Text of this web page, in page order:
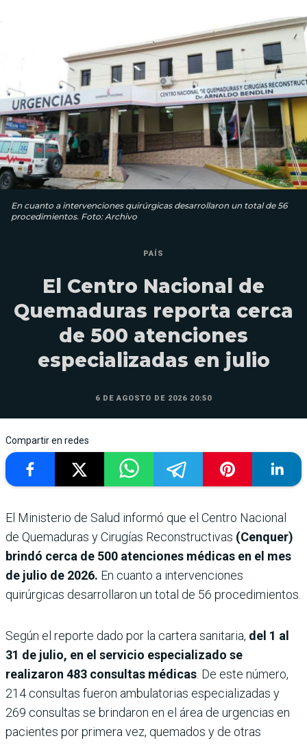
En cuanto a intervenciones quirúrgicas desarrollaron un total de 56
procedimientos. Foto: Archivo
PAÍS
El Centro Nacional de
Quemaduras reporta cerca
de 500 atenciones
especializadas en julio
6 DE AGOSTO DE 2026 20:50
Compartir en redes
El Ministerio de Salud informó que el Centro Nacional
de Quemaduras y Cirugías Reconstructivas (Cenquer)
brindó cerca de 500 atenciones médicas en el mes
de julio de 2026. En cuanto a intervenciones
quirúrgicas desarrollaron un total de 56 procedimientos.
Según el reporte dado por la cartera sanitaria, del 1 al
31 de julio, en el servicio especializado se
realizaron 483 consultas médicas . De este número,
214 consultas fueron ambulatorias especializadas y
269 consultas se brindaron en el área de urgencias en
pacientes por primera vez, quemados y de otras